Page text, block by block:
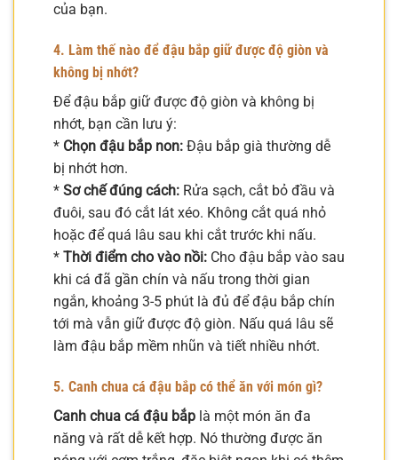
của bạn.
4. Làm thế nào để đậu bắp giữ được độ giòn và
không bị nhớt?
Để đậu bắp giữ được độ giòn và không bị
nhớt, bạn cần lưu ý:
* Chọn đậu bắp non: Đậu bắp già thường dễ
bị nhớt hơn.
* Sơ chế đúng cách: Rửa sạch, cắt bỏ đầu và
đuôi, sau đó cắt lát xéo. Không cắt quá nhỏ
hoặc để quá lâu sau khi cắt trước khi nấu.
* Thời điểm cho vào nồi: Cho đậu bắp vào sau
khi cá đã gần chín và nấu trong thời gian
ngắn, khoảng 3-5 phút là đủ để đậu bắp chín
tới mà vẫn giữ được độ giòn. Nấu quá lâu sẽ
làm đậu bắp mềm nhũn và tiết nhiều nhớt.
5. Canh chua cá đậu bắp có thể ăn với món gì?
Canh chua cá đậu bắp là một món ăn đa
năng và rất dễ kết hợp. Nó thường được ăn